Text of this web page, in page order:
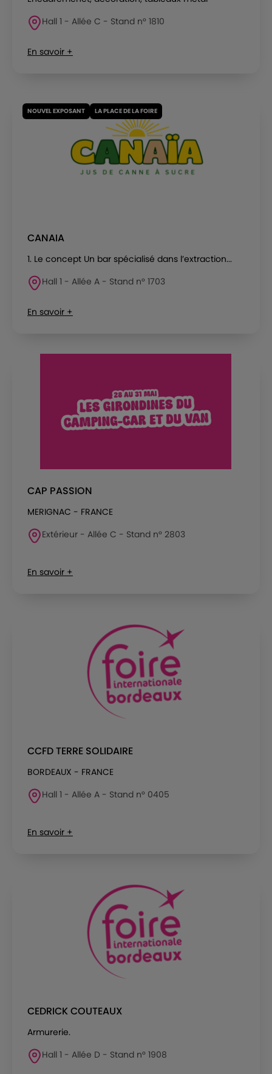
Hall 1 - Allée C - Stand n° 1810
En savoir +
NOUVEL EXPOSANT LA PLACE DE LA FOIRE
CANAIA
1. Le concept Un bar spécialisé dans l’extraction...
Hall 1 - Allée A - Stand n° 1703
En savoir +
CAP PASSION
MERIGNAC - FRANCE
Extérieur - Allée C - Stand n° 2803
En savoir +
CCFD TERRE SOLIDAIRE
BORDEAUX - FRANCE
Hall 1 - Allée A - Stand n° 0405
En savoir +
CEDRICK COUTEAUX
Armurerie.
Hall 1 - Allée D - Stand n° 1908